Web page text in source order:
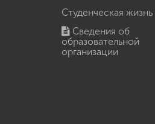
Студенческая жизнь
Сведения об
образовательной
организации